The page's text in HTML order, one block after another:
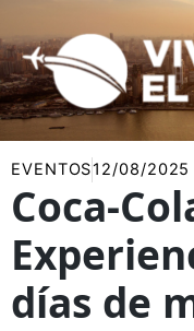
al
contenido
EVENTOS12/08/2025
Coca-
días de